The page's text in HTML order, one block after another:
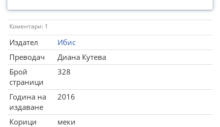
Коментари: 1
Издател
Ибис
Преводач
Диана Кутева
Брой
страници
328
Година на
издаване
2016
Корици
меки